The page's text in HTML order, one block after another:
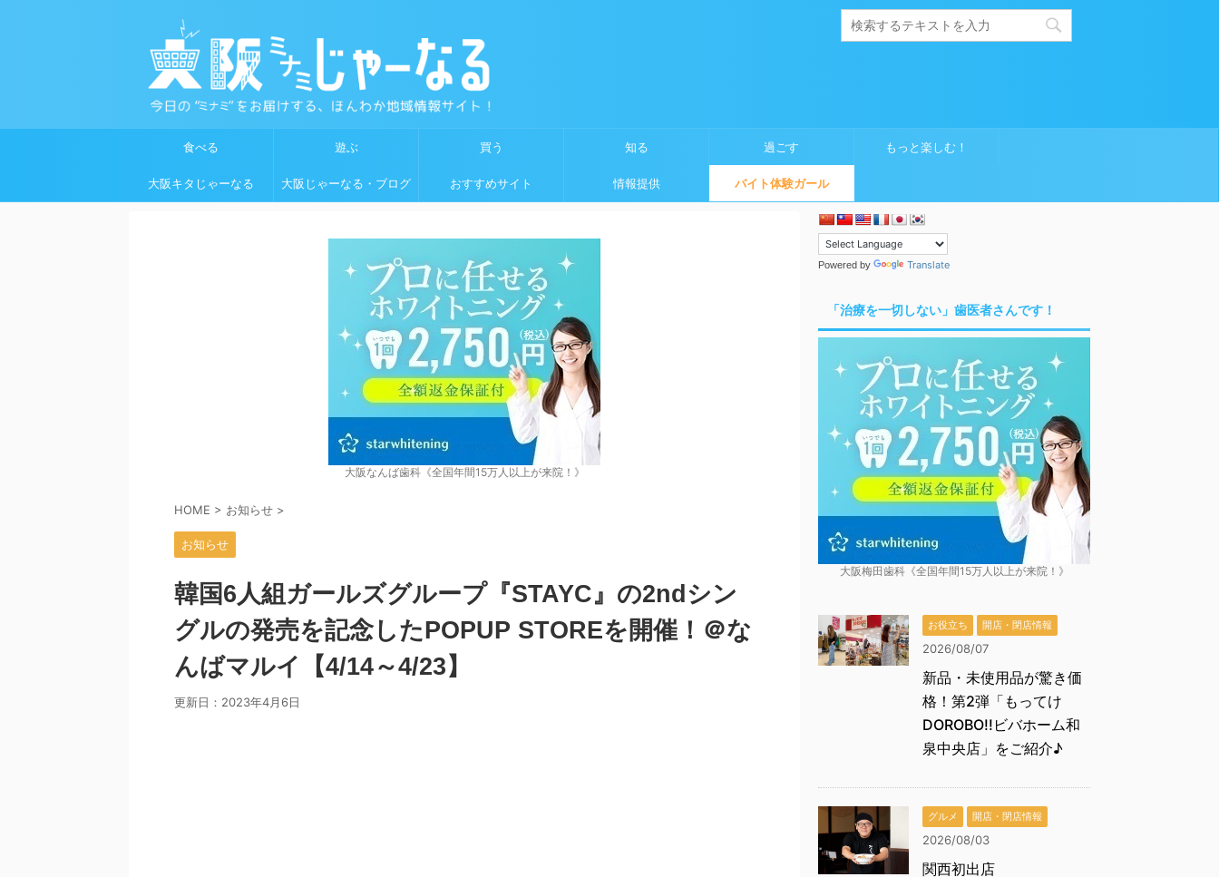
食べる 遊ぶ 買う 知る 過ごす もっと楽しむ！
大阪キタじゃーなる 大阪じゃーなる・ブログ おすすめサイト 情報提供 バイト体験ガール
大阪なんば歯科《全国年間15万人以上が来院！》
HOME > お知らせ >
お知らせ
韓国6人組ガールズグループ『STAYC』の2ndシン
グルの発売を記念したPOPUP STOREを開催！＠な
んばマルイ【4/14～4/23】
更新日： 2023年4月6日
Powered by Translate
「治療を一切しない」歯医者さんです！
大阪梅田歯科《全国年間15万人以上が来院！》
お役立ち 開店・閉店情報
2026/08/07
新品・未使用品が驚き価
格！第2弾「もってけ
DOROBO!!ビバホーム和
泉中央店」をご紹介♪
グルメ 開店・閉店情報
2026/08/03
関西初出店